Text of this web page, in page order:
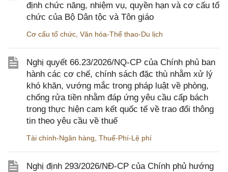
định chức năng, nhiệm vụ, quyền hạn và cơ cấu tổ
chức của Bộ Dân tộc và Tôn giáo
Cơ cấu tổ chức Văn hóa-Thể thao-Du lịch
Nghị quyết 66.23/2026/NQ-CP của Chính phủ ban
hành các cơ chế, chính sách đặc thù nhằm xử lý
khó khăn, vướng mắc trong pháp luật về phòng,
chống rửa tiền nhằm đáp ứng yêu cầu cấp bách
trong thực hiện cam kết quốc tế về trao đổi thông
tin theo yêu cầu về thuế
Tài chính-Ngân hàng Thuế-Phí-Lệ phí
Nghị định 293/2026/NĐ-CP của Chính phủ hướng